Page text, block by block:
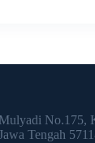
No.175,
Tengah